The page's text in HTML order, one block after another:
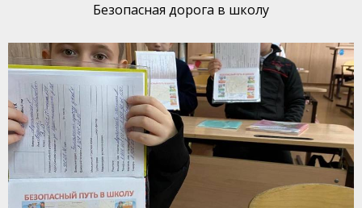
Безопасная дорога в школу